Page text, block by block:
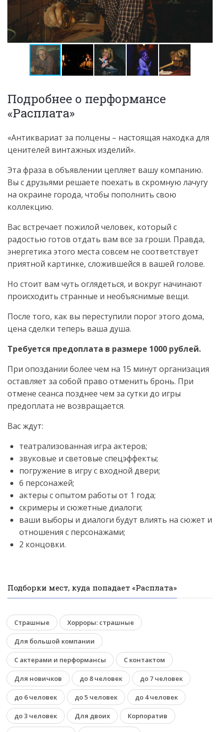
Подробнее о перформансе
«Расплата»
«Антиквариат за полцены – настоящая находка для
ценителей винтажных изделий».
Эта фраза в объявлении цепляет вашу компанию.
Вы с друзьями решаете поехать в скромную лачугу
на окраине города, чтобы пополнить свою
коллекцию.
Вас встречает пожилой человек, который с
радостью готов отдать вам все за гроши. Правда,
энергетика этого места совсем не соответствует
приятной картинке, сложившейся в вашей голове.
Но стоит вам чуть оглядеться, и вокруг начинают
происходить странные и необъяснимые вещи.
После того, как вы переступили порог этого дома,
цена сделки теперь ваша душа.
Требуется предоплата в размере 1000 рублей.
При опоздании более чем на 15 минут организация
оставляет за собой право отменить бронь. При
отмене сеанса позднее чем за сутки до игры
предоплата не возвращается.
Вас ждут:
театрализованная игра актеров;
звуковые и световые спецэффекты;
погружение в игру с входной двери;
6 персонажей;
актеры с опытом работы от 1 года;
скримеры и сюжетные диалоги;
ваши выборы и диалоги будут влиять на сюжет и
отношения с персонажами;
2 концовки.
Подборки мест, куда попадает «Расплата»
Страшные Хорроры: страшные
Для большой компании
С актерами и перформансы С контактом
Для новичков до 8 человек до 7 человек
до 6 человек до 5 человек до 4 человек
до 3 человек Для двоих Корпоратив